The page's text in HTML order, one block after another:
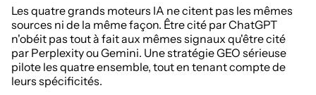
Les quatre grands moteurs IA ne citent pas les mêmes
sources ni de la même façon. Être cité par ChatGPT
n'obéit pas tout à fait aux mêmes signaux qu'être cité
par Perplexity ou Gemini. Une stratégie GEO sérieuse
pilote les quatre ensemble, tout en tenant compte de
leurs spécificités.